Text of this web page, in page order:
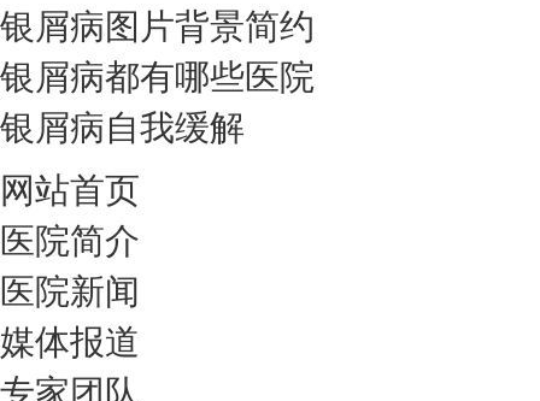
银屑病图片背景简约
银屑病都有哪些医院
银屑病自我缓解
网站首页
医院简介
医院新闻
媒体报道
专家团队